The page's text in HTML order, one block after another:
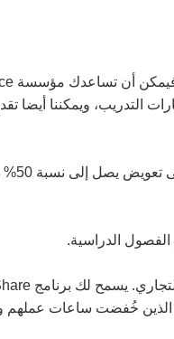
التدريب، ويمكننا أيضا
وفر
الفصول الدراسية.
خُفضت ساعات عملهم